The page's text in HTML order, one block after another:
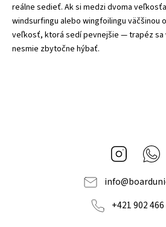
reálne sedieť. Ak si medzi dvoma
windsurfingu alebo wingfoilingu väčšinou
veľkosť, ktorá sedí pevnejšie — trapéz sa
nesmie zbytočne hýbať.
Instagram
info@
+421 902